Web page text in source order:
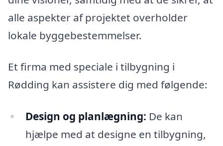
alle aspekter af projektet overholder
lokale byggebestemmelser.
Et firma med speciale i tilbygning i
Rødding kan assistere dig med følgende:
Design og planlægning: De kan
hjælpe med at designe en tilbygning,